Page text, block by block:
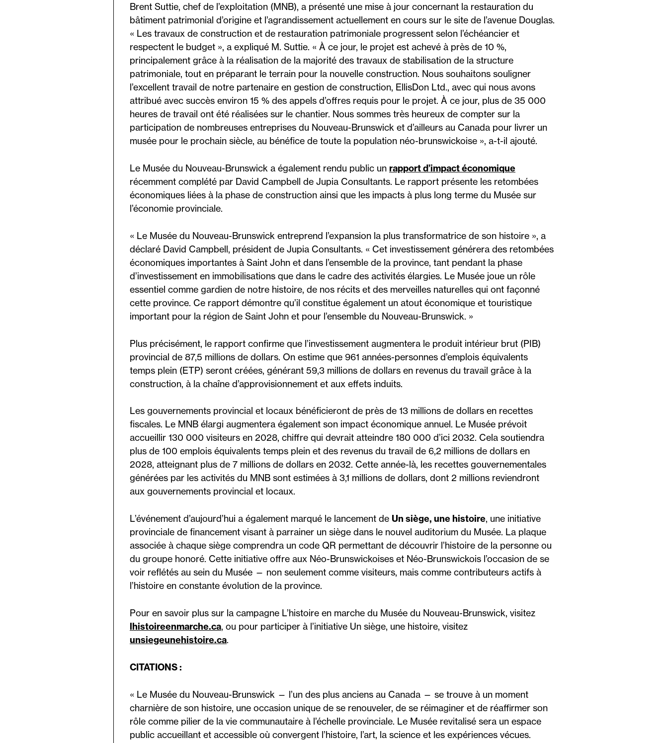
Brent Suttie, chef de l’exploitation (MNB), a présenté une mise à jour concernant la restauration du
bâtiment patrimonial d’origine et l’agrandissement actuellement en cours sur le site de l’avenue Douglas.
« Les travaux de construction et de restauration patrimoniale progressent selon l’échéancier et
respectent le budget », a expliqué M. Suttie. « À ce jour, le projet est achevé à près de 10 %,
principalement grâce à la réalisation de la majorité des travaux de stabilisation de la structure
patrimoniale, tout en préparant le terrain pour la nouvelle construction. Nous souhaitons souligner
l’excellent travail de notre partenaire en gestion de construction, EllisDon Ltd., avec qui nous avons
attribué avec succès environ 15 % des appels d’offres requis pour le projet. À ce jour, plus de 35 000
heures de travail ont été réalisées sur le chantier. Nous sommes très heureux de compter sur la
participation de nombreuses entreprises du Nouveau-Brunswick et d’ailleurs au Canada pour livrer un
musée pour le prochain siècle, au bénéfice de toute la population néo-brunswickoise », a-t-il ajouté.
Le Musée du Nouveau-Brunswick a également rendu public un rapport d’impact économique
récemment complété par David Campbell de Jupia Consultants. Le rapport présente les retombées
économiques liées à la phase de construction ainsi que les impacts à plus long terme du Musée sur
l’économie provinciale.
« Le Musée du Nouveau-Brunswick entreprend l’expansion la plus transformatrice de son histoire », a
déclaré David Campbell, président de Jupia Consultants. « Cet investissement générera des retombées
économiques importantes à Saint John et dans l’ensemble de la province, tant pendant la phase
d’investissement en immobilisations que dans le cadre des activités élargies. Le Musée joue un rôle
essentiel comme gardien de notre histoire, de nos récits et des merveilles naturelles qui ont façonné
cette province. Ce rapport démontre qu’il constitue également un atout économique et touristique
important pour la région de Saint John et pour l’ensemble du Nouveau-Brunswick. »
Plus précisément, le rapport confirme que l’investissement augmentera le produit intérieur brut (PIB)
provincial de 87,5 millions de dollars. On estime que 961 années-personnes d’emplois équivalents
temps plein (ETP) seront créées, générant 59,3 millions de dollars en revenus du travail grâce à la
construction, à la chaîne d’approvisionnement et aux effets induits.
Les gouvernements provincial et locaux bénéficieront de près de 13 millions de dollars en recettes
fiscales. Le MNB élargi augmentera également son impact économique annuel. Le Musée prévoit
accueillir 130 000 visiteurs en 2028, chiffre qui devrait atteindre 180 000 d’ici 2032. Cela soutiendra
plus de 100 emplois équivalents temps plein et des revenus du travail de 6,2 millions de dollars en
2028, atteignant plus de 7 millions de dollars en 2032. Cette année-là, les recettes gouvernementales
générées par les activités du MNB sont estimées à 3,1 millions de dollars, dont 2 millions reviendront
aux gouvernements provincial et locaux.
L’événement d’aujourd’hui a également marqué le lancement de Un siège, une histoire, une initiative
provinciale de financement visant à parrainer un siège dans le nouvel auditorium du Musée. La plaque
associée à chaque siège comprendra un code QR permettant de découvrir l’histoire de la personne ou
du groupe honoré. Cette initiative offre aux Néo-Brunswickoises et Néo-Brunswickois l’occasion de se
voir reflétés au sein du Musée — non seulement comme visiteurs, mais comme contributeurs actifs à
l’histoire en constante évolution de la province.
Pour en savoir plus sur la campagne L’histoire en marche du Musée du Nouveau-Brunswick, visitez
lhistoireenmarche.ca, ou pour participer à l’initiative Un siège, une histoire, visitez
unsiegeunehistoire.ca.
CITATIONS :
« Le Musée du Nouveau-Brunswick — l’un des plus anciens au Canada — se trouve à un moment
charnière de son histoire, une occasion unique de se renouveler, de se réimaginer et de réaffirmer son
rôle comme pilier de la vie communautaire à l’échelle provinciale. Le Musée revitalisé sera un espace
public accueillant et accessible où convergent l’histoire, l’art, la science et les expériences vécues.